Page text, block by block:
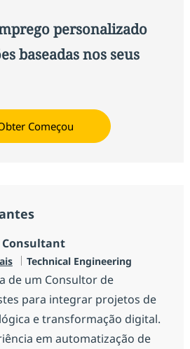
personalizado
baseadas nos seus
Obter Começou
Categoria
Technical Engineering
de um Consultor de
para integrar projetos de
e transformação digital.
em automatização de